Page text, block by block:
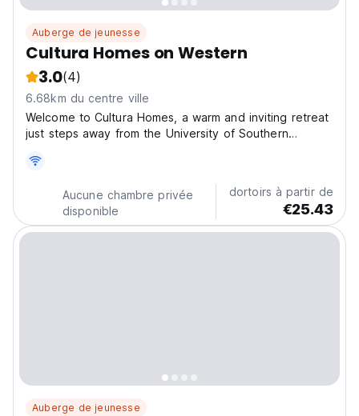
Auberge de jeunesse
Cultura Homes on Western
3.0(4)
6.68km du centre ville
Welcome to Cultura Homes, a warm and inviting retreat
just steps away from the University of Southern
atmosphere come together to create the perfect stay
for students, tourists, and business travelers....
Aucune chambre privée
disponible
dortoirs à partir de
€25.43
Auberge de jeunesse